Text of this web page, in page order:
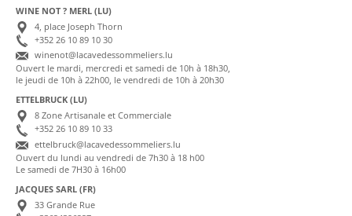
WINE NOT ? MERL (LU)
4, place Joseph Thorn
+352 26 10 89 10 30
winenot@lacavedessommeliers.lu
Ouvert le mardi, mercredi et samedi de 10h à 18h30,
le jeudi de 10h à 22h00, le vendredi de 10h à 20h30
ETTELBRUCK (LU)
8 Zone Artisanale et Commerciale
+352 26 10 89 10 33
ettelbruck@lacavedessommeliers.lu
Ouvert du lundi au vendredi de 7h30 à 18 h00
Le samedi de 7H30 à 16h00
JACQUES SARL (FR)
33 Grande Rue